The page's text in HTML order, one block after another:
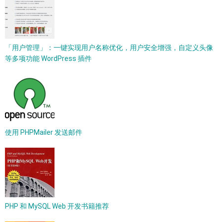
「用户管理」：一键实现用户名称优化，用户安全增强，自定义头像
等多项功能 WordPress 插件
使用 PHPMailer 发送邮件
PHP 和 MySQL Web 开发书籍推荐